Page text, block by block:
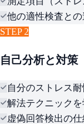
他の適性検査と
STEP 2
自己分析と対策
自分のストレス
解法テクニック
虚偽回答検出の